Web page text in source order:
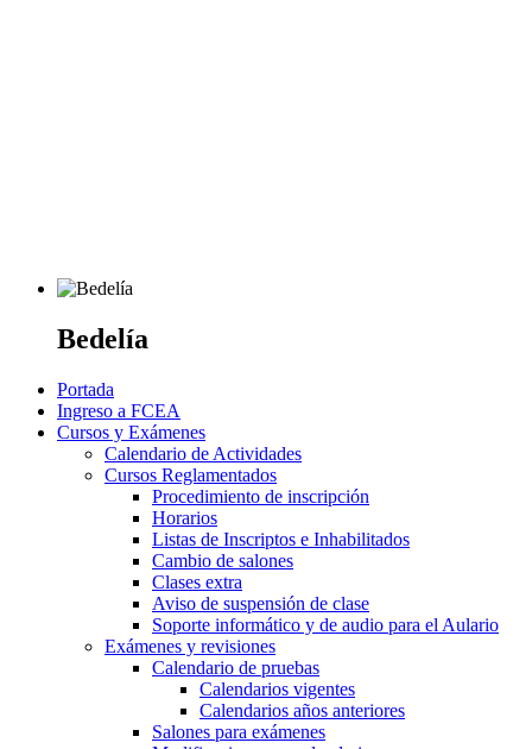
Bedelía
Portada
Ingreso a FCEA
Cursos y Exámenes
Calendario de Actividades
Cursos Reglamentados
Procedimiento de inscripción
Horarios
Listas de Inscriptos e Inhabilitados
Cambio de salones
Clases extra
Aviso de suspensión de clase
Soporte informático y de audio para el Aulario
Exámenes y revisiones
Calendario de pruebas
Calendarios vigentes
Calendarios años anteriores
Salones para exámenes